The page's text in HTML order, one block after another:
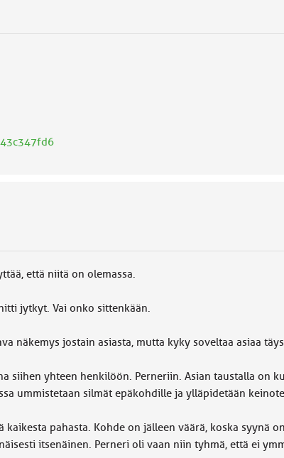
että niitä on olemassa.
jytkyt. Vai onko sittenkään.
näkemys jostain asiasta, mutta kyky soveltaa asiaa
siihen yhteen henkilöön. Perneriin. Asian taustalla on
ummistetaan silmät epäkohdille ja ylläpidetään
pahasta. Kohde on jälleen väärä, koska syynä
itsenäinen. Perneri oli vaan niin tyhmä, että ei